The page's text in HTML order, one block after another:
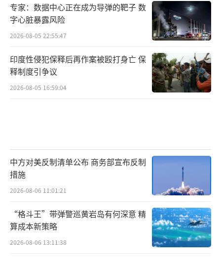
专家：数据中心正在成为导弹的靶子 数
字心脏暴露风险
2026-08-05 22:55:47
印度性侵犯保释后再作案被殴打身亡 保
释制度引争议
2026-08-05 16:59:04
中方对美反制清单公布 商务部宣布反制
措施
2026-08-06 11:01:21
“格斗王”带弹警巡黄岩岛有何深意 精
算成本新策略
2026-08-06 13:11:38